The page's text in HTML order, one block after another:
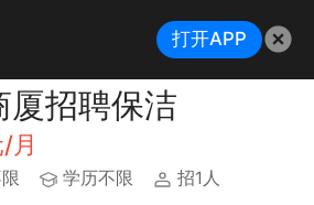
厦招聘保洁
月
学历不限 招1人
打开APP